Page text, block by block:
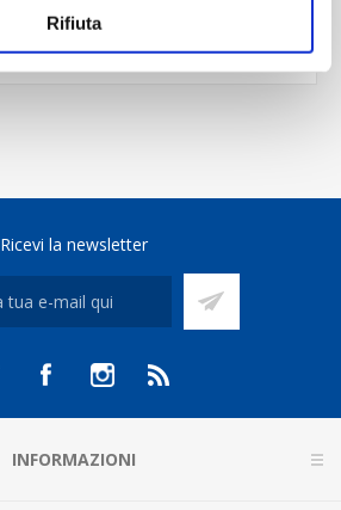
RifiutaScheda tecnica
Ricevi la newsletter
INFORMAZIONI